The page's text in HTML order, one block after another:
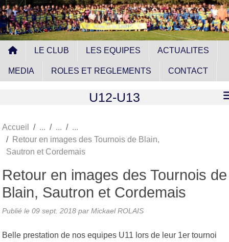
LE CLUB LES EQUIPES ACTUALITES
MEDIA ROLES ET REGLEMENTS CONTACT
U12-U13
Accueil
Retour en images des Tournois de Blain,
Sautron et Cordemais
Retour en images des Tournois de
Blain, Sautron et Cordemais
Publié le 09 sept. 2018 par Mickael ROLAIS
Belle prestation de nos equipes U11 lors de leur 1er tournoi
Panneau de gestion des cookies